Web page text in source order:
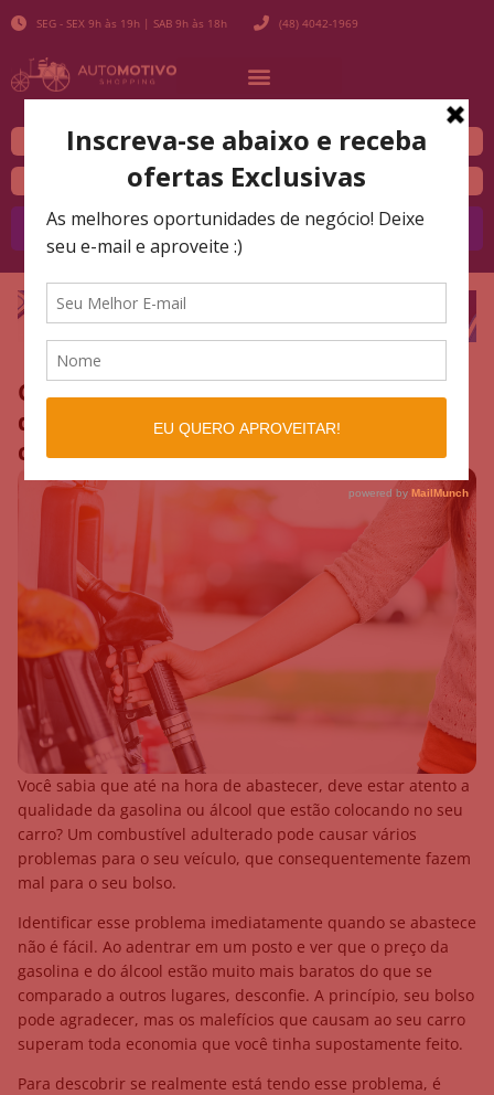
SEG - SEX 9h às 19h | SAB 9h às 18h (48) 4042-1969
Buscar
Combustível adulterado: saiba como
detectar e veja quais danos ele pode
causar ao automóvel
Você sabia que até na hora de abastecer, deve estar atento a
qualidade da gasolina ou álcool que estão colocando no seu
carro? Um combustível adulterado pode causar vários
problemas para o seu veículo, que consequentemente fazem
mal para o seu bolso.
Identificar esse problema imediatamente quando se abastece
não é fácil. Ao adentrar em um posto e ver que o preço da
gasolina e do álcool estão muito mais baratos do que se
comparado a outros lugares, desconfie. A princípio, seu bolso
pode agradecer, mas os malefícios que causam ao seu carro
superam toda economia que você tinha supostamente feito.
Para descobrir se realmente está tendo esse problema, é